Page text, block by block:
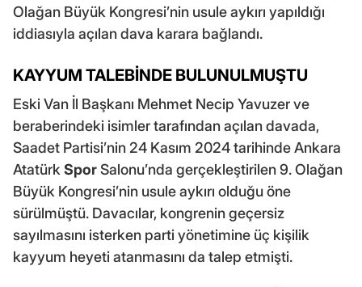
Olağan Büyük Kongresi’nin usule aykırı yapıldığı
iddiasıyla açılan dava karara bağlandı.
KAYYUM TALEBİNDE BULUNULMUŞTU
Eski Van İl Başkanı Mehmet Necip Yavuzer ve
beraberindeki isimler tarafından açılan davada,
Saadet Partisi’nin 24 Kasım 2024 tarihinde Ankara
AtatürkSporSalonu’nda gerçekleştirilen 9. Olağan
Büyük Kongresi’nin usule aykırı olduğu öne
sürülmüştü. Davacılar, kongrenin geçersiz
sayılmasını isterken parti yönetimine üç kişilik
kayyum heyeti atanmasını da talep etmişti.